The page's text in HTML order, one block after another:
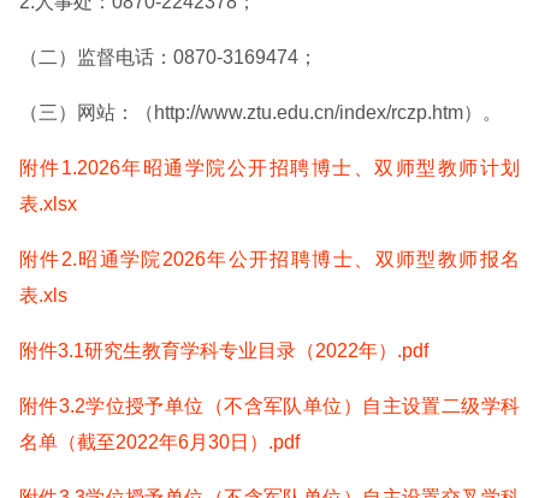
（二）监督电话：0870-3169474；
（三）网站：（http://www.ztu.edu.cn/index/rczp.htm）。
附件1.2026年昭通学院公开招聘博士、双师型教师计划
表.xlsx
附件2.昭通学院2026年公开招聘博士、双师型教师报名
表.xls
附件3.1研究生教育学科专业目录（2022年）.pdf
附件3.2学位授予单位（不含军队单位）自主设置二级学科
名单（截至2022年6月30日）.pdf